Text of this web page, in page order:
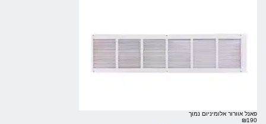
פאנל אוורור אלומיניום נמוך
₪190